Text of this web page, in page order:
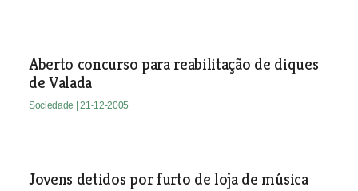
Aberto concurso para reabilitação de diques
de Valada
Sociedade | 21-12-2005
Jovens detidos por furto de loja de música